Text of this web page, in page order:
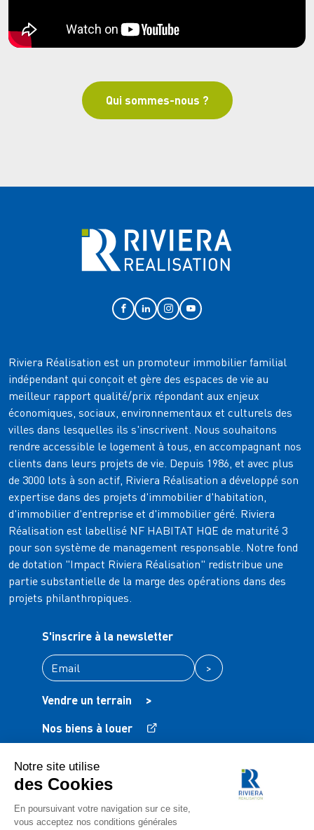
Qui sommes-nous ?
Riviera Réalisation est un promoteur immobilier familial
indépendant qui conçoit et gère des espaces de vie au
meilleur rapport qualité/prix répondant aux enjeux
économiques, sociaux, environnementaux et culturels des
villes dans lesquelles ils s'inscrivent. Nous souhaitons
rendre accessible le logement à tous, en accompagnant nos
clients dans leurs projets de vie. Depuis 1986, et avec plus
de 3000 lots à son actif, Riviera Réalisation a développé son
expertise dans des projets d'immobilier d'habitation,
d'immobilier d'entreprise et d'immobilier géré. Riviera
Réalisation est labellisé NF HABITAT HQE de maturité 3
pour son système de management responsable. Notre fond
de dotation "Impact Riviera Réalisation" redistribue une
partie substantielle de la marge des opérations dans des
projets philanthropiques.
S'inscrire à la newsletter
>
Vendre un terrain
>
Nos biens à louer
Mentions légales Protection des données